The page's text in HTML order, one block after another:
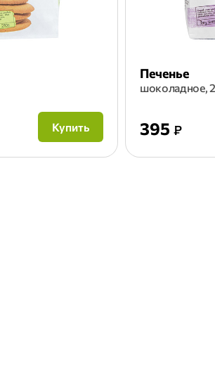
Купить
Печенье
шоколадное,
395 ₽